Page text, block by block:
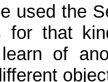
used the
for that
of